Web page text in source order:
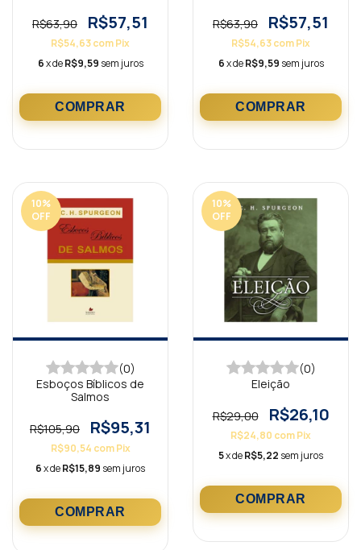
R$63,90 R$57,51
R$54,63comPix
6x deR$9,59 sem juros
R$63,90 R$57,51
R$54,63comPix
6x deR$9,59 sem juros
10%
OFF
(0)
Esboços Bíblicos de
Salmos
R$105,90 R$95,31
R$90,54 com Pix
6x deR$15,89 sem juros
10%
OFF
(0)
Eleição
R$29,00 R$26,10
R$24,80 comPix
5x deR$5,22 sem juros